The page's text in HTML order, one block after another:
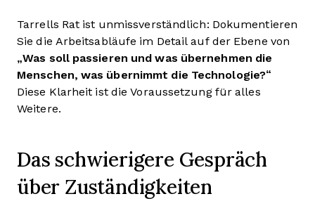
Tarrells Rat ist unmissverständlich: Dokumentieren
Sie die Arbeitsabläufe im Detail auf der Ebene von
„Was soll passieren und was übernehmen die
Menschen, was übernimmt die Technologie?“
Diese Klarheit ist die Voraussetzung für alles
Weitere.
Das schwierigere Gespräch
über Zuständigkeiten